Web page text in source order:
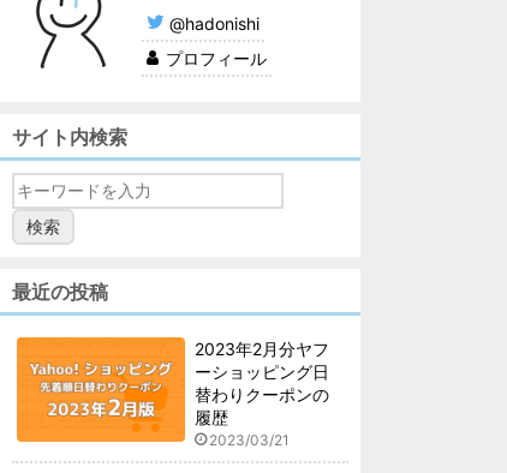
@hadonishi
プロフィール
サイト内検索
最近の投稿
2023年2月分ヤフ
ーショッピング日
替わりクーポンの
履歴
2023/03/21